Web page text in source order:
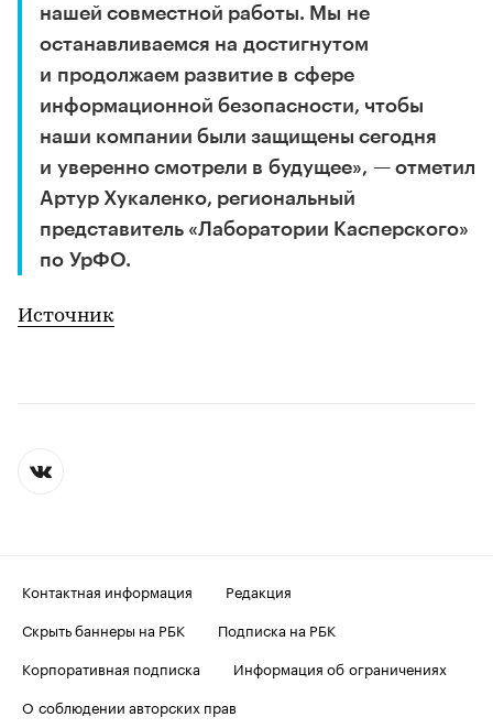
нашей совместной работы. Мы не
останавливаемся на достигнутом
и продолжаем развитие в сфере
информационной безопасности, чтобы
наши компании были защищены сегодня
и уверенно смотрели в будущее», — отметил
Артур Хукаленко, региональный
представитель «Лаборатории Касперского»
по УрФО.
Источник
Контактная информация
Редакция
Скрыть баннеры на РБК
Подписка на РБК
Корпоративная подписка
Информация об ограничениях
О соблюдении авторских прав